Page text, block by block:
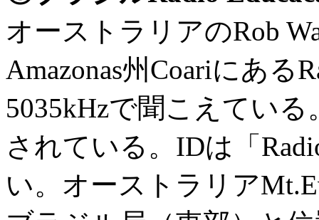
オーストラリアのRob
Amazonas州Coariにある
5035kHzで聞こえてい
されている。IDは「
い。オーストラリア